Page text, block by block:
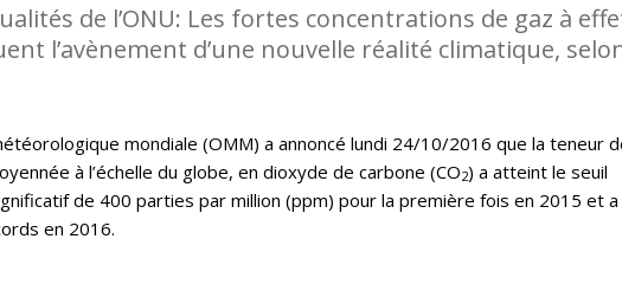
de l’ONU: Les fortes concentrations de gaz à
l’avènement d’une nouvelle réalité climatique,
mondiale (OMM) a annoncé lundi 24/10/2016 que la teneur
à l’échelle du globe, en dioxyde de carbone (CO2) a atteint le seuil
de 400 parties par million (ppm) pour la première fois en 2015 et a
en 2016.